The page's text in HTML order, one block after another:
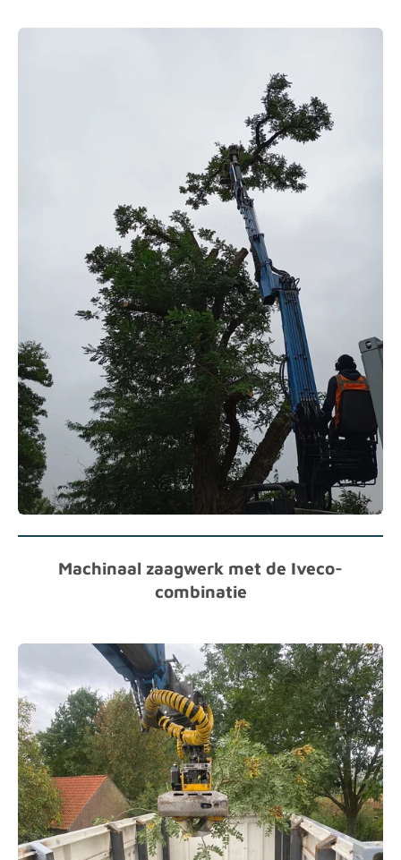
Machinaal zaagwerk met de Iveco-
combinatie